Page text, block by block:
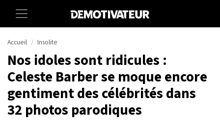
Accueil Insolite
Nos idoles sont ridicules :
Celeste Barber se moque encore
gentiment des célébrités dans
32 photos parodiques